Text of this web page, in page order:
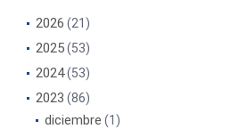
2026 (21)
2025(53)
2024(53)
2023 (86)
diciembre (1)